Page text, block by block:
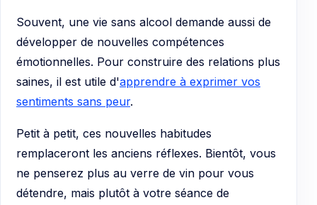
Souvent, une vie sans alcool demande aussi de
développer de nouvelles compétences
émotionnelles. Pour construire des relations plus
saines, il est utile d'apprendre à exprimer vos
sentiments sans peur.
Petit à petit, ces nouvelles habitudes
remplaceront les anciens réflexes. Bientôt, vous
ne penserez plus au verre de vin pour vous
détendre, mais plutôt à votre séance de